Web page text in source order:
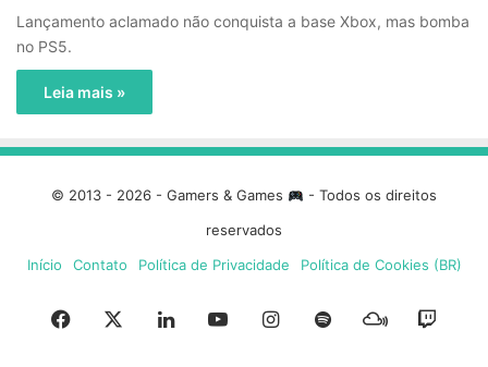
Lançamento aclamado não conquista a base Xbox, mas bomba
no PS5.
Leia mais »
© 2013 - 2026 - Gamers & Games
- Todos os direitos
reservados
Início
Contato Política de Privacidade Política de Cookies (BR)
Facebook LinkedinYouTubeInstagram
SpotifyMixcloud